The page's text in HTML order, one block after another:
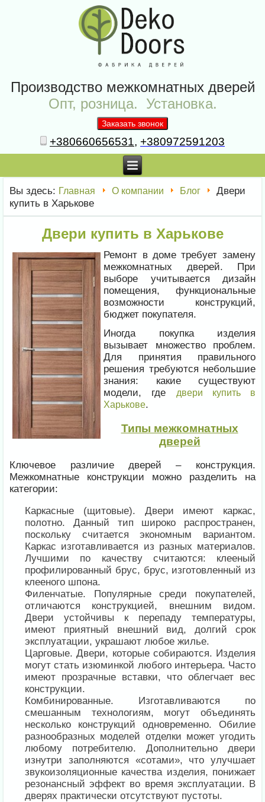
Производство межкомнатных дверей
Опт, розница. Установка.
+380660656531, +380972591203
Вы здесь: Главная О компании Блог
Двери
купить в Харькове
Двери купить в Харькове
Ремонт в доме требует замену
межкомнатных дверей. При
выборе учитывается дизайн
помещения, функциональные
возможности конструкций,
бюджет покупателя.
Иногда покупка изделия
вызывает множество проблем.
Для принятия правильного
решения требуются небольшие
знания: какие существуют
модели, где
двери купить в
Харькове.
Типы межкомнатных
дверей
Ключевое различие дверей – конструкция.
Межкомнатные конструкции можно разделить на
категории:
Каркасные (щитовые). Двери имеют каркас,
полотно. Данный тип широко распространен,
поскольку считается экономным вариантом.
Каркас изготавливается из разных материалов.
Лучшими по качеству считаются: клееный
профилированный брус, брус, изготовленный из
клееного шпона.
Филенчатые. Популярные среди покупателей,
отличаются конструкцией, внешним видом.
Двери устойчивы к перепаду температуры,
имеют приятный внешний вид, долгий срок
эксплуатации, украшают любое жилье.
Царговые. Двери, которые собираются. Изделия
могут стать изюминкой любого интерьера. Часто
имеют прозрачные вставки, что облегчает вес
конструкции.
Комбинированные. Изготавливаются по
смешанным технологиям, могут объединять
несколько конструкций одновременно. Обилие
разнообразных моделей отделки может угодить
любому потребителю. Дополнительно двери
изнутри заполняются «сотами», что улучшает
звукоизоляционные качества изделия, понижает
резонансный эффект во время эксплуатации. В
дверях практически отсутствуют пустоты.